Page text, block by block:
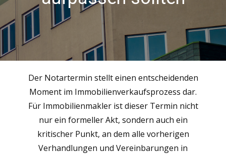
Der Notartermin stellt einen entscheidenden
Moment im Immobilienverkaufsprozess dar.
Für Immobilienmakler ist dieser Termin nicht
nur ein formeller Akt, sondern auch ein
kritischer Punkt, an dem alle vorherigen
Verhandlungen und Vereinbarungen in